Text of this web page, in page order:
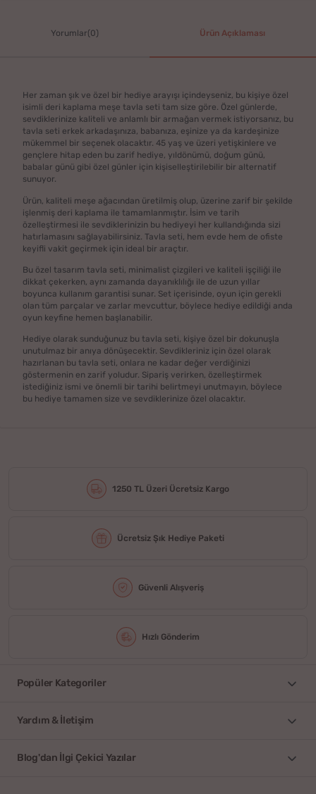
Yorumlar(0) Ürün Açıklaması
Her zaman şık ve özel bir hediye arayışı içindeyseniz, bu kişiye özel
isimli deri kaplama meşe tavla seti tam size göre. Özel günlerde,
sevdiklerinize kaliteli ve anlamlı bir armağan vermek istiyorsanız, bu
tavla seti erkek arkadaşınıza, babanıza, eşinize ya da kardeşinize
mükemmel bir seçenek olacaktır. 45 yaş ve üzeri yetişkinlere ve
gençlere hitap eden bu zarif hediye, yıldönümü, doğum günü,
babalar günü gibi özel günler için kişiselleştirilebilir bir alternatif
sunuyor.
Ürün, kaliteli meşe ağacından üretilmiş olup, üzerine zarif bir şekilde
işlenmiş deri kaplama ile tamamlanmıştır. İsim ve tarih
özelleştirmesi ile sevdiklerinizin bu hediyeyi her kullandığında sizi
hatırlamasını sağlayabilirsiniz. Tavla seti, hem evde hem de ofiste
keyifli vakit geçirmek için ideal bir araçtır.
Bu özel tasarım tavla seti, minimalist çizgileri ve kaliteli işçiliği ile
dikkat çekerken, aynı zamanda dayanıklılığı ile de uzun yıllar
boyunca kullanım garantisi sunar. Set içerisinde, oyun için gerekli
olan tüm parçalar ve zarlar mevcuttur, böylece hediye edildiği anda
oyun keyfine hemen başlanabilir.
Hediye olarak sunduğunuz bu tavla seti, kişiye özel bir dokunuşla
unutulmaz bir anıya dönüşecektir. Sevdikleriniz için özel olarak
hazırlanan bu tavla seti, onlara ne kadar değer verdiğinizi
göstermenin en zarif yoludur. Sipariş verirken, özelleştirmek
istediğiniz ismi ve önemli bir tarihi belirtmeyi unutmayın, böylece
bu hediye tamamen size ve sevdiklerinize özel olacaktır.
1250 TL Üzeri Ücretsiz Kargo
Ücretsiz Şık Hediye Paketi
Güvenli Alışveriş
Hızlı Gönderim
Popüler Kategoriler
Yardım & İletişim
Blog'dan İlgi Çekici Yazılar